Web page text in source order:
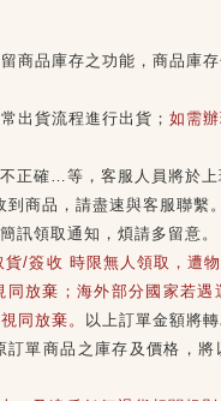
商品庫存之功能，商品庫
常出貨流程進行出貨；如需
正確…等，客服人員將於上
商品，請盡速與客服聯繫。
訊領取通知，煩請多留意。
貨/簽收 時限無人領取，遭
放棄；海外部分國家若
同放棄。
以上訂單金額將
單商品之庫存及價格，